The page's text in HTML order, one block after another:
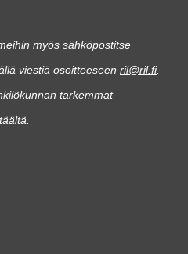
myös sähköpostitse
viestiä osoitteeseen ril@ril.fi.
tarkemmat
täältä